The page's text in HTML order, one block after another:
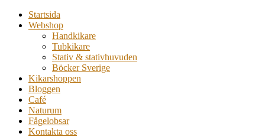
Startsida
Webshop
Handkikare
Tubkikare
Stativ & stativhuvuden
Böcker Sverige
Kikarshoppen
Bloggen
Café
Naturum
Fågelobsar
Kontakta oss